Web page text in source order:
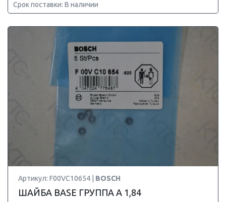
Срок поставки: В наличии
Артикул: F00VC10654 | BOSCH
ШАЙБА BASE ГРУППА A 1,84